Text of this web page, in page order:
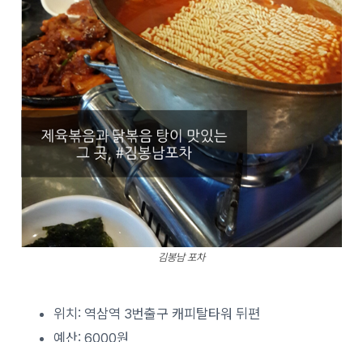
김봉남 포차
위치: 역삼역 3번출구 캐피탈타워 뒤편
예산: 6000원